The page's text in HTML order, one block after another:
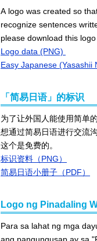
A logo was created so that it is
recognize sentences written in
please download this
Logo data (PNG)
Easy Japanese (Yasashii
「简易日语」的标识
为了让外国人能使用简单
想通过简易日语进行交流
这个是免费的。
标识资料（PNG）
简易日语小册子（PDF）
Logo ng Pinadaling
Para sa lahat ng mga